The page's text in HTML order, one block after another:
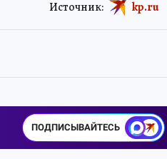
Источник: kp.ru
ПОДПИСЫВАЙТЕСЬ